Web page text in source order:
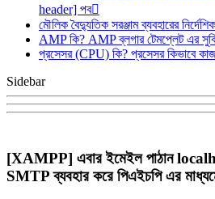
header] পব
মৌলিক বৈদ্যুতিক সরঞ্জাম ব্যবহারের
AMP কি? AMP ব্লগার টেমপ্লেট এর
প্রসেসর (CPU) কি? প্রসেসর কিভাবে
Sidebar
[XAMPP] এবার ইমেইল পাঠান
SMTP ব্যবহার করে পিএইচপি এর